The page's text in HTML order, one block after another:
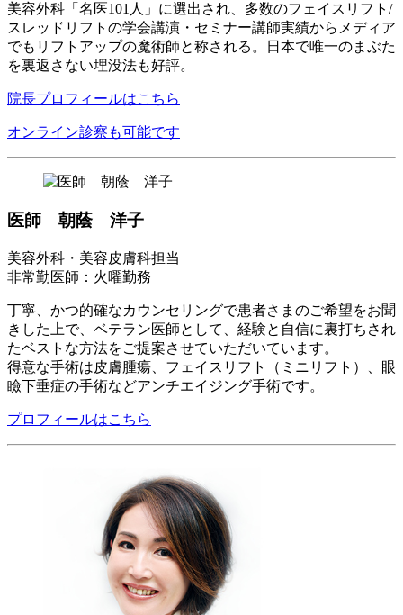
美容外科「名医101人」に選出され、多数のフェイスリフト/
スレッドリフトの学会講演・セミナー講師実績からメディア
でもリフトアップの魔術師と称される。日本で唯一のまぶた
を裏返さない埋没法も好評。
院長プロフィールはこちら
オンライン診察も可能です
医師 朝蔭 洋子
美容外科・美容皮膚科担当
非常勤医師：火曜勤務
丁寧、かつ的確なカウンセリングで患者さまのご希望をお聞
きした上で、ベテラン医師として、経験と自信に裏打ちされ
たベストな方法をご提案させていただいています。
得意な手術は皮膚腫瘍、フェイスリフト（ミニリフト）、眼
瞼下垂症の手術などアンチエイジング手術です。
プロフィールはこちら